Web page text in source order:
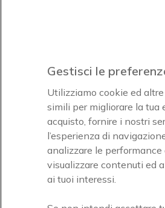
Accettiamo
Onedirect, azienda del
Gestisci le
Utilizziamo cookie ed
simili per migliorare la tua
acquisto, fornire i nostri
l’esperienza di
analizzare le
visualizzare contenuti ed
ai tuoi interessi.